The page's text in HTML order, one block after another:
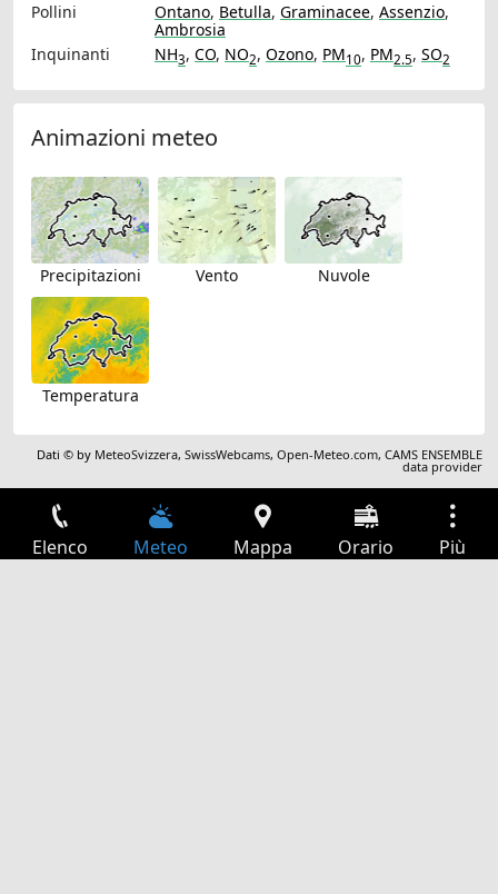
Pollini
Ontano, Betulla, Graminacee, Assenzio,
Ambrosia
Inquinanti
NH3, CO, NO2, Ozono, PM10, PM2.5, SO2
Animazioni meteo
Precipitazioni Vento Nuvole
Temperatura
Dati © by MeteoSvizzera,SwissWebcams,Open-Meteo.com,CAMS ENSEMBLE
data provider
Elenco Meteo Mappa Orario Più